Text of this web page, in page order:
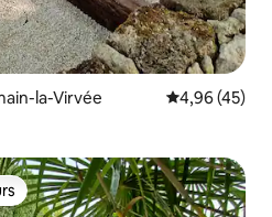
la-Virvée Évaluation
4,96 (45)
les plus appréciés